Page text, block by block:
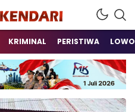
Tenggara
KRIMINAL PERISTIWA